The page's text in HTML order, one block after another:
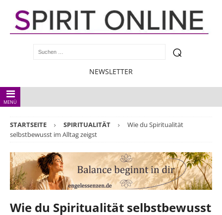
NEWSLETTER
MENÜ
STARTSEITE SPIRITUALITÄT
Wie du Spiritualität
selbstbewusst im Alltag zeigst
Wie du Spiritualität selbstbewusst